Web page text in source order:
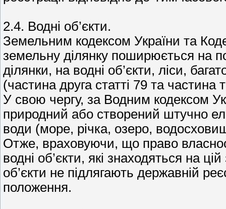
2.4. Водні об’єкти.
Земельним кодексом України та
земельну ділянку поширюється на
ділянки, на водні об’єкти, ліси,
(частина друга статті 79 та частина
У свою чергу, за Водним кодексом
природний або створений штучно
води (море, річка, озеро,
Отже, враховуючи, що право
водні об’єкти, які знаходяться на
об’єкти не підлягають державній
положення.